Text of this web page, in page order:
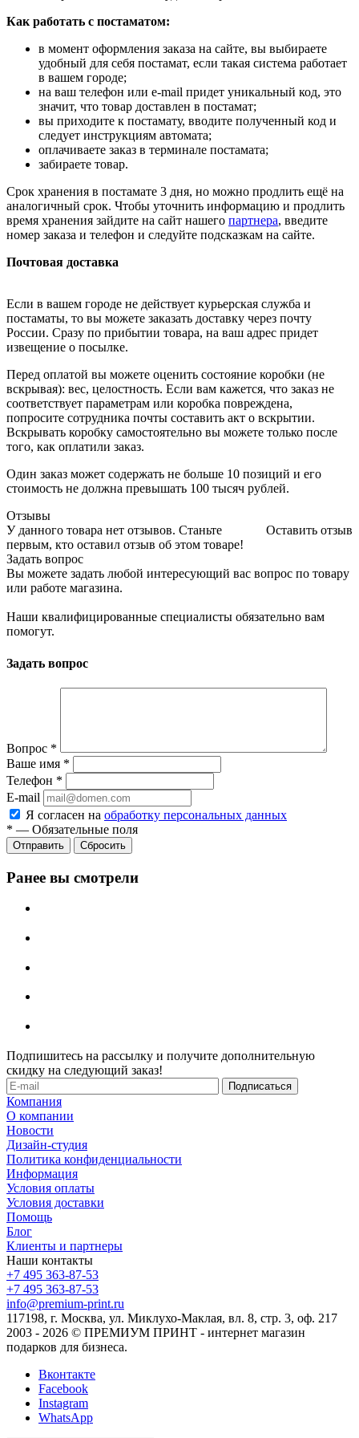
Как работать с постаматом:
в момент оформления заказа на сайте, вы выбираете
удобный для себя постамат, если такая система работает
в вашем городе;
на ваш телефон или e-mail придет уникальный код, это
значит, что товар доставлен в постамат;
вы приходите к постамату, вводите полученный код и
следует инструкциям автомата;
оплачиваете заказ в терминале постамата;
забираете товар.
Срок хранения в постамате 3 дня, но можно продлить ещё на
аналогичный срок. Чтобы уточнить информацию и продлить
время хранения зайдите на сайт нашего партнера, введите
номер заказа и телефон и следуйте подсказкам на сайте.
Почтовая доставка
Если в вашем городе не действует курьерская служба и
постаматы, то вы можете заказать доставку через почту
России. Сразу по прибытии товара, на ваш адрес придет
извещение о посылке.
Перед оплатой вы можете оценить состояние коробки (не
вскрывая): вес, целостность. Если вам кажется, что заказ не
соответствует параметрам или коробка повреждена,
попросите сотрудника почты составить акт о вскрытии.
Вскрывать коробку самостоятельно вы можете только после
того, как оплатили заказ.
Один заказ может содержать не больше 10 позиций и его
стоимость не должна превышать 100 тысяч рублей.
Отзывы
Оставить отзыв
У данного товара нет отзывов. Станьте
первым, кто оставил отзыв об этом товаре!
Задать вопрос
Вы можете задать любой интересующий вас вопрос по товару
или работе магазина.
Наши квалифицированные специалисты обязательно вам
помогут.
Задать вопрос
Вопрос *
Ваше имя *
Телефон *
E-mail
Я согласен на обработку персональных данных
* — Обязательные поля
Отправить Сбросить
Ранее вы смотрели
Подпишитесь на рассылку и получите дополнительную
скидку на следующий заказ!
Компания
О компании
Новости
Дизайн-студия
Политика конфиденциальности
Информация
Условия оплаты
Условия доставки
Помощь
Блог
Клиенты и партнеры
Наши контакты
+7 495 363-87-53
+7 495 363-87-53
info@premium-print.ru
117198, г. Москва, ул. Миклухо-Маклая, вл. 8, стр. 3, оф. 217
2003 - 2026 © ПРЕМИУМ ПРИНТ - интернет магазин
подарков для бизнеса.
Вконтакте
Facebook
Instagram
WhatsApp